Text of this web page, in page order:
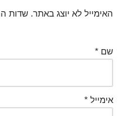
האימייל לא יוצג באתר. שדות
שם *
אימייל *